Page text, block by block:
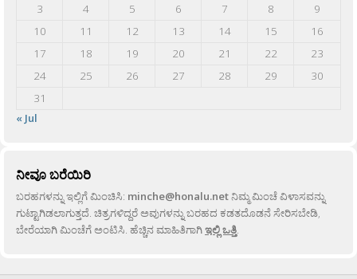
3
4 5 6 7 8
9
10
11 12 13 14 15
16
17
18 19 20 21 22
23
24
25 26 27 28 29
30
31
« Jul
ನೀವೂ ಬರೆಯಿರಿ
ಬರಹಗಳನ್ನು ಇಲ್ಲಿಗೆ ಮಿಂಚಿಸಿ: minche@honalu.netನಿಮ್ಮ ಮಿಂಚೆ ವಿಳಾಸವನ್ನು
ಗುಟ್ಟಾಗಿಡಲಾಗುತ್ತದೆ. ಚಿತ್ರಗಳಿದ್ದರೆ ಅವುಗಳನ್ನು ಬರಹದ ಕಡತದೊಡನೆ ಸೇರಿಸಬೇಡಿ,
ಬೇರೆಯಾಗಿ ಮಿಂಚೆಗೆ ಅಂಟಿಸಿ. ಹೆಚ್ಚಿನ ಮಾಹಿತಿಗಾಗಿಇಲ್ಲಿ ಒತ್ತಿ